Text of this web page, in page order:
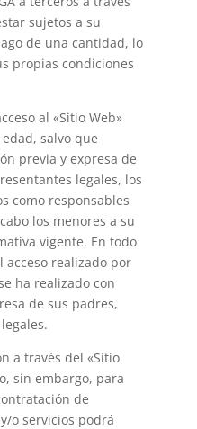
sujetos a su
de una cantidad, lo
propias condiciones
al «Sitio Web»
salvo que
previa y expresa de
legales, los
como responsables
los menores a su
vigente. En todo
acceso realizado por
ha realizado con
de sus padres,
a través del «Sitio
sin embargo, para
de
o servicios podrá